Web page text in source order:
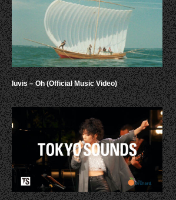
luvis – Oh (Official Music Video)